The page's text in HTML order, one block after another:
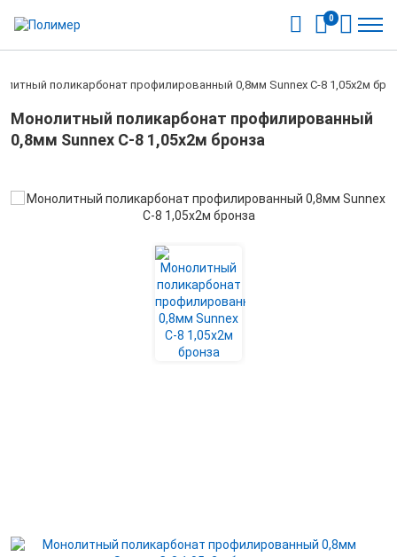
0
поликарбонат профилированный 0,8мм Sunnex С-8 1,05х2м
Монолитный поликарбонат профилированный
0,8мм Sunnex С-8 1,05х2м бронза